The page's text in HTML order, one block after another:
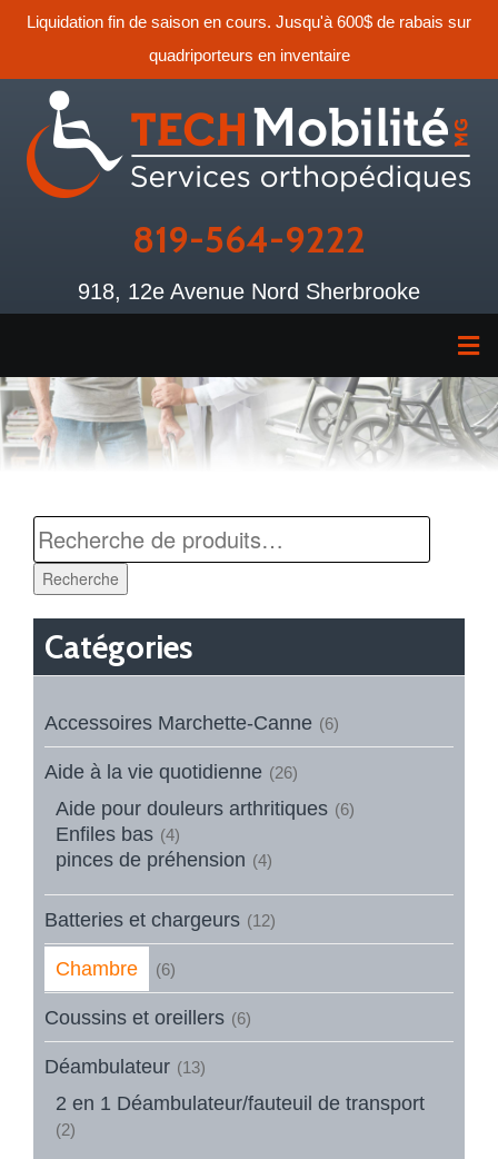
Liquidation fin de saison en cours. Jusqu'à 600$ de rabais sur
quadriporteurs en inventaire
819-564-9222
918, 12e Avenue Nord Sherbrooke
Recherche
Catégories
Accessoires Marchette-Canne (6)
Aide à la vie quotidienne (26)
Aide pour douleurs arthritiques (6)
Enfiles bas (4)
pinces de préhension (4)
Batteries et chargeurs (12)
Chambre (6)
Coussins et oreillers (6)
Déambulateur (13)
2 en 1 Déambulateur/fauteuil de transport
(2)